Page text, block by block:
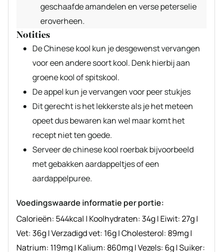
geschaafde amandelen en verse peterselie
eroverheen.
Notities
De Chinese kool kun je desgewenst vervangen
voor een andere soort kool. Denk hierbij aan
groene kool of spitskool.
De appel kun je vervangen voor peer stukjes
Dit gerecht is het lekkerste als je het meteen
opeet dus bewaren kan wel maar komt het
recept niet ten goede.
Serveer de chinese kool roerbak bijvoorbeeld
met gebakken aardappeltjes of een
aardappelpuree.
Voedingswaarde informatie per portie:
Calorieën: 544kcal | Koolhydraten:34g| Eiwit:27g|
Vet:36g|Verzadigd vet: 16g|Cholesterol: 89mg|
Natrium: 119mg| Kalium: 860mg|Vezels: 6g|Suiker: